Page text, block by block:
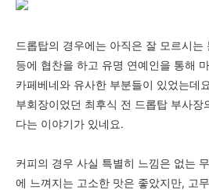
드롭탑의 경우에는 아직은 잘 모르시
등에 협찬을 하고 유명 연예인을 통해
카페베네와 유사한 부분들이 있었는데
부회장이었던 최후식 전 드롭탑 부사장
다는 이야기가 있네요.
커피의 경우 사실 특별히 느낌은 없는
에 느껴지는 고소한 맛은 좋았지만, 고